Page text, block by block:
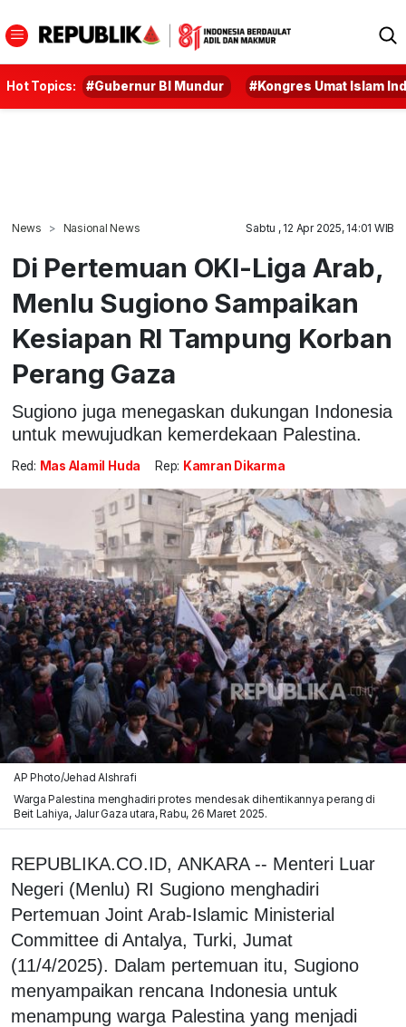
Hot Topics: #Gubernur BI Mundur #Kongres Umat Islam
News Nasional News Sabtu , 12 Apr 2025, 14:01 WIB
Di Pertemuan OKI-Liga Arab,
Menlu Sugiono Sampaikan
Kesiapan RI Tampung Korban
Perang Gaza
Sugiono juga menegaskan dukungan Indonesia
untuk mewujudkan kemerdekaan Palestina.
Red: Mas Alamil Huda Rep: Kamran Dikarma
AP Photo/Jehad Alshrafi
Warga Palestina menghadiri protes mendesak dihentikannya perang di
Beit Lahiya, Jalur Gaza utara, Rabu, 26 Maret 2025.
REPUBLIKA.CO.ID, ANKARA -- Menteri Luar
Negeri (Menlu) RI Sugiono menghadiri
Pertemuan Joint Arab-Islamic Ministerial
Committee di Antalya, Turki, Jumat
(11/4/2025). Dalam pertemuan itu, Sugiono
menyampaikan rencana Indonesia untuk
menampung warga Palestina yang menjadi